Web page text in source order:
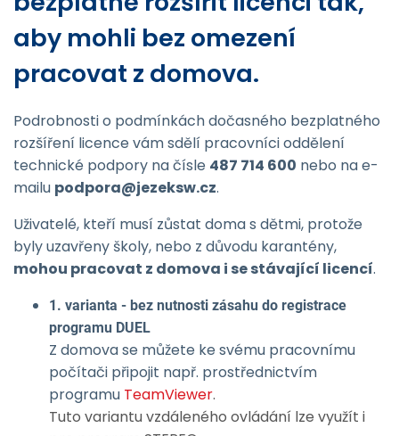
aby mohli bez omezení
pracovat z domova.
Podrobnosti o podmínkách dočasného bezplatného
rozšíření licence vám sdělí pracovníci oddělení
technické podpory na čísle 487 714 600 nebo na e-
mailu podpora@jezeksw.cz.
Uživatelé, kteří musí zůstat doma s dětmi, protože
byly uzavřeny školy, nebo z důvodu karantény,
mohou pracovat z domova i se stávající licencí.
1. varianta - bez nutnosti zásahu do registrace
programu DUEL
Z domova se můžete ke svému pracovnímu
počítači připojit např. prostřednictvím
programu TeamViewer.
Tuto variantu vzdáleného ovládání lze využít i